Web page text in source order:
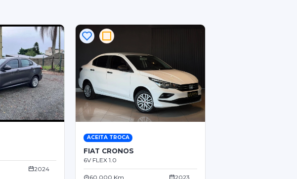
2024
ACEITA TROCA
FIAT CRONOS
6V FLEX 1.0
60.000 Km
2023